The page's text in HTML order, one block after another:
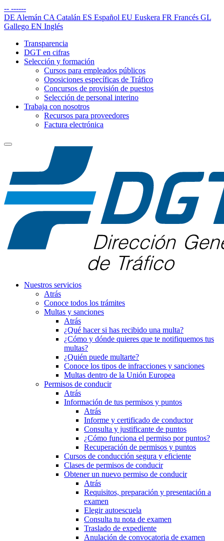
-- ------
DE Alemán CA Catalán ES Español EU Euskera FR Francés GL
Gallego EN Inglés
Transparencia
DGT en cifras
Selección y formación
Cursos para empleados públicos
Oposiciones específicas de Tráfico
Concursos de provisión de puestos
Selección de personal interino
Trabaja con nosotros
Recursos para proveedores
Factura electrónica
Nuestros servicios
Atrás
Conoce todos los trámites
Multas y sanciones
Atrás
¿Qué hacer si has recibido una multa?
¿Cómo y dónde quieres que te notifiquemos tus
multas?
¿Quién puede multarte?
Conoce los tipos de infracciones y sanciones
Multas dentro de la Unión Europea
Permisos de conducir
Atrás
Información de tus permisos y puntos
Atrás
Informe y certificado de conductor
Consulta y justificante de puntos
¿Cómo funciona el permiso por puntos?
Recuperación de permisos y puntos
Cursos de conducción segura y eficiente
Clases de permisos de conducir
Obtener un nuevo permiso de conducir
Atrás
Requisitos, preparación y presentación a
examen
Elegir autoescuela
Consulta tu nota de examen
Traslado de expediente
Anulación de convocatoria de examen